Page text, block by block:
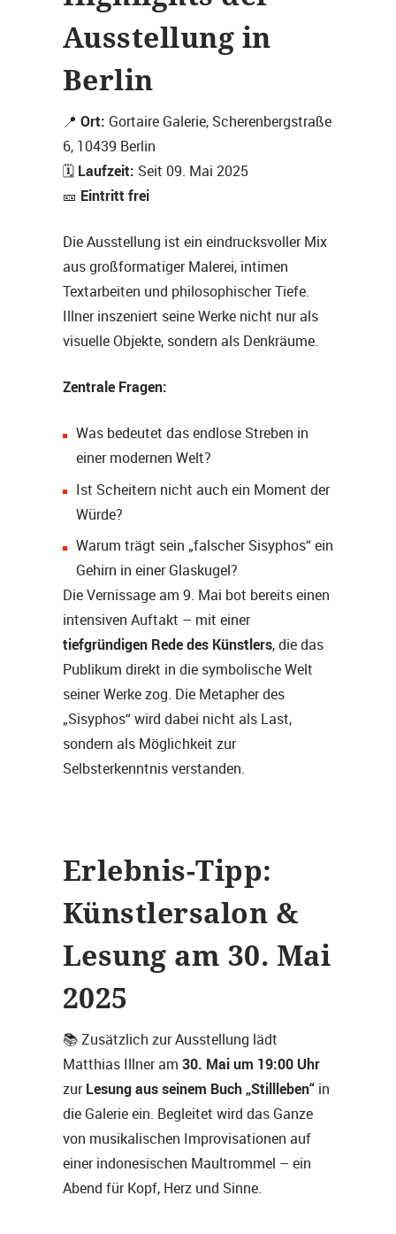
Ausstellung in
Berlin
📍 Ort: Gortaire Galerie, Scherenbergstraße
6, 10439 Berlin
🗓️ Laufzeit: Seit 09. Mai 2025
🎫 Eintritt frei
Die Ausstellung ist ein eindrucksvoller Mix
aus großformatiger Malerei, intimen
Textarbeiten und philosophischer Tiefe.
Illner inszeniert seine Werke nicht nur als
visuelle Objekte, sondern als Denkräume.
Zentrale Fragen:
Was bedeutet das endlose Streben in
einer modernen Welt?
Ist Scheitern nicht auch ein Moment der
Würde?
Warum trägt sein „falscher Sisyphos“ ein
Gehirn in einer Glaskugel?
Die Vernissage am 9. Mai bot bereits einen
intensiven Auftakt – mit einer
tiefgründigen Rede des Künstlers, die das
Publikum direkt in die symbolische Welt
seiner Werke zog. Die Metapher des
„Sisyphos“ wird dabei nicht als Last,
sondern als Möglichkeit zur
Selbsterkenntnis verstanden.
Erlebnis-Tipp:
Künstlersalon &
Lesung am 30. Mai
2025
📚 Zusätzlich zur Ausstellung lädt
Matthias Illner am 30. Mai um 19:00 Uhr
zur Lesung aus seinem Buch „Stillleben“in
die Galerie ein. Begleitet wird das Ganze
von musikalischen Improvisationen auf
einer indonesischen Maultrommel – ein
Abend für Kopf, Herz und Sinne.